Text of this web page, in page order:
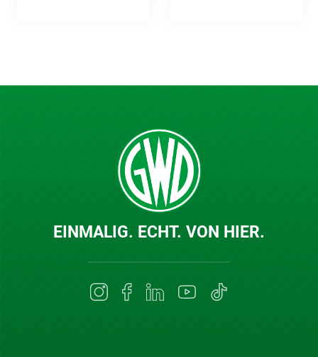
EINMALIG. ECHT. VON HIER.